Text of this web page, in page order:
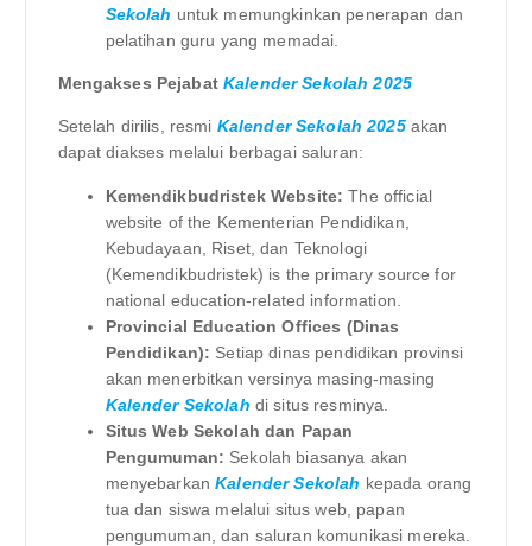
Sekolah untuk memungkinkan penerapan dan
pelatihan guru yang memadai.
Mengakses PejabatKalender Sekolah 2025
Setelah dirilis, resmi Kalender Sekolah 2025akan
dapat diakses melalui berbagai saluran:
Kemendikbudristek Website: The official
website of the Kementerian Pendidikan,
Kebudayaan, Riset, dan Teknologi
(Kemendikbudristek) is the primary source for
national education-related information.
Provincial Education Offices (Dinas
Pendidikan): Setiap dinas pendidikan provinsi
akan menerbitkan versinya masing-masing
Kalender Sekolah di situs resminya.
Situs Web Sekolah dan Papan
Pengumuman: Sekolah biasanya akan
menyebarkanKalender Sekolah kepada orang
tua dan siswa melalui situs web, papan
pengumuman, dan saluran komunikasi mereka.